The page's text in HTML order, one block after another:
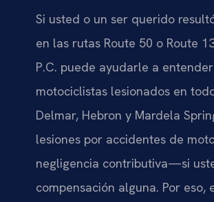
Si usted o un ser querido
en las rutas Route 50 o Route
P.C. puede ayudarle a
motociclistas lesionados en
Delmar, Hebron y Mardela
lesiones por accidentes de
negligencia contributiva—si
compensación alguna. Por